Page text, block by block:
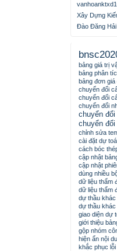
Xây Dựng
Đào Đăng Hải
bảng giá trị
bảng phân
bảng đơn giá
chuyển đổi
chuyển đổi
chuyển đổi
chuyển
chuyển
chỉnh sửa
cài đặt dự
cách bóc
cập nhật
cập nhật
dùng nhiều
dữ liệu thẩm
dữ liệu thẩm
dự thầu
dự thầu
giao diện dự
giới thiệu
gộp nhóm
hiện ẩn nội
khắc phục